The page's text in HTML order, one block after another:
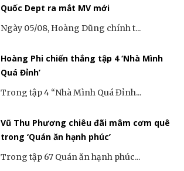
Quốc Dept ra mắt MV mới
Ngày 05/08, Hoàng Dũng chính t...
Hoàng Phi chiến thắng tập 4 ‘Nhà Mình
Quá Đỉnh’
Trong tập 4 “Nhà Mình Quá Đỉnh...
Vũ Thu Phương chiêu đãi mâm cơm quê
trong ‘Quán ăn hạnh phúc’
Trong tập 67 Quán ăn hạnh phúc...